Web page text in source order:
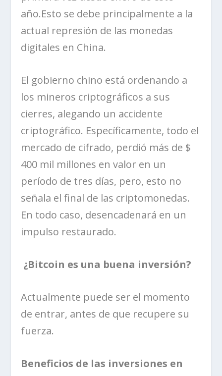
año.Esto se debe principalmente a la
actual represión de las monedas
digitales en China.
El gobierno chino está ordenando a
los mineros criptográficos a sus
cierres, alegando un accidente
criptográfico. Específicamente, todo el
mercado de cifrado, perdió más de $
400 mil millones en valor en un
período de tres días, pero, esto no
señala el final de las criptomonedas.
En todo caso, desencadenará en un
impulso restaurado.
¿Bitcoin es una buena inversión?
Actualmente puede ser el momento
de entrar, antes de que recupere su
fuerza.
Beneficios de las inversiones en